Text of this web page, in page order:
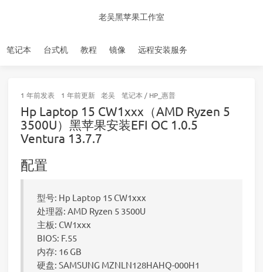
老吴黑苹果工作室
笔记本 台式机 教程 镜像 远程安装服务
1 年前发表 1 年前更新 老吴 笔记本/ HP_惠普
Hp Laptop 15 CW1xxx（AMD Ryzen 5
3500U）黑苹果安装EFI OC 1.0.5
Ventura 13.7.7
配置
型号: Hp Laptop 15 CW1xxx
处理器: AMD Ryzen 5 3500U
主板: CW1xxx
BIOS: F.55
内存: 16 GB
硬盘: SAMSUNG MZNLN128HAHQ-000H1